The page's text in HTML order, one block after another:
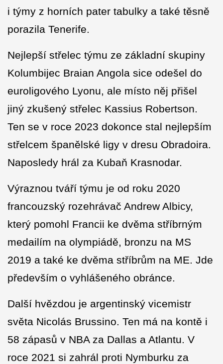
i týmy z horních pater tabulky a také těsně
porazila Tenerife.
Nejlepší střelec týmu ze základní skupiny
Kolumbijec Braian Angola sice odešel do
euroligového Lyonu, ale místo něj přišel
jiný zkušený střelec Kassius Robertson.
Ten se v roce 2023 dokonce stal nejlepším
střelcem španělské ligy v dresu Obradoira.
Naposledy hrál za Kubaň Krasnodar.
Výraznou tváří týmu je od roku 2020
francouzský rozehrávač Andrew Albicy,
který pomohl Francii ke dvěma stříbrným
medailím na olympiádě, bronzu na MS
2019 a také ke dvěma stříbrům na ME. Jde
především o vyhlášeného obránce.
Další hvězdou je argentinský vicemistr
světa Nicolás Brussino. Ten má na kontě i
58 zápasů v NBA za Dallas a Atlantu. V
roce 2021 si zahrál proti Nymburku za